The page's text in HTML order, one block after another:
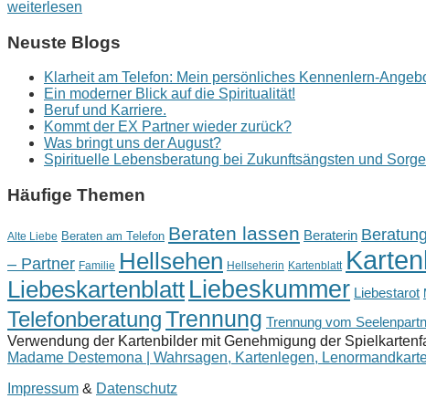
weiterlesen
Neuste Blogs
Klarheit am Telefon: Mein persönliches Kennenlern-
Ein moderner Blick auf die Spiritualität!
Beruf und Karriere.
Kommt der EX Partner wieder zurück?
Was bringt uns der August?
Spirituelle Lebensberatung bei Zukunftsängsten und
Häufige Themen
Alte Liebe Beraten am Telefon Beraten lassen Beraterin
– Partner Familie Hellsehen Hellseherin Kartenblatt
Liebeskartenblatt Liebeskummer Liebestarot
TelefonberatungTrennung Trennung vom
Verwendung der Kartenbilder mit Genehmigung der
Madame Destemona | Wahrsagen, Kartenlegen,
Impressum & Datenschutz